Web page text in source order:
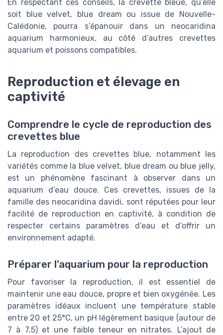
En respectant ces conseils, la crevette bleue, qu’elle
soit blue velvet, blue dream ou issue de Nouvelle-
Calédonie, pourra s’épanouir dans un neocaridina
aquarium harmonieux, au côté d’autres crevettes
aquarium et poissons compatibles.
Reproduction et élevage en
captivité
Comprendre le cycle de reproduction des
crevettes blue
La reproduction des crevettes blue, notamment les
variétés comme la blue velvet, blue dream ou blue jelly,
est un phénomène fascinant à observer dans un
aquarium d’eau douce. Ces crevettes, issues de la
famille des neocaridina davidi, sont réputées pour leur
facilité de reproduction en captivité, à condition de
respecter certains paramètres d’eau et d’offrir un
environnement adapté.
Préparer l’aquarium pour la reproduction
Pour favoriser la reproduction, il est essentiel de
maintenir une eau douce, propre et bien oxygénée. Les
paramètres idéaux incluent une température stable
entre 20 et 25°C, un pH légèrement basique (autour de
7 à 7,5) et une faible teneur en nitrates. L’ajout de